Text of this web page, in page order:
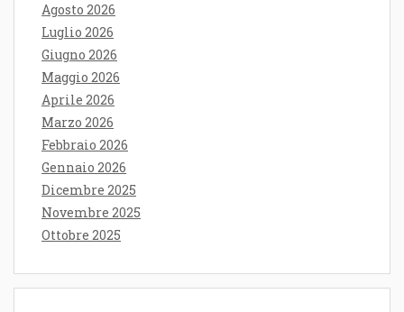
Agosto 2026
Luglio 2026
Giugno 2026
Maggio 2026
Aprile 2026
Marzo 2026
Febbraio 2026
Gennaio 2026
Dicembre 2025
Novembre 2025
Ottobre 2025